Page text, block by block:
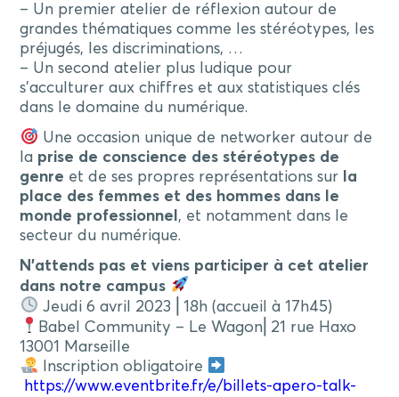
– Un premier atelier de réflexion autour de
grandes thématiques comme les stéréotypes, les
préjugés, les discriminations, …
– Un second atelier plus ludique pour
s’acculturer aux chiffres et aux statistiques clés
dans le domaine du numérique.
Une occasion unique de networker autour de
la prise de conscience des stéréotypes de
genre et de ses propres représentations sur
la
place des femmes et des hommes dans le
monde professionnel , et notamment dans le
secteur du numérique.
N’attends pas et viens participer à cet atelier
dans notre campus
Jeudi 6 avril 2023 ⎜18h (accueil à 17h45)
Babel Community – Le Wagon⎜21 rue Haxo
13001 Marseille
Inscription obligatoire
https://www.eventbrite.fr/e/billets-apero-talk-